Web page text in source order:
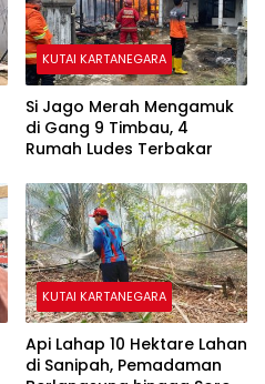
KUTAI KARTANEGARA
Si Jago Merah Mengamuk
di Gang 9 Timbau, 4
Rumah Ludes Terbakar
KUTAI KARTANEGARA
Api Lahap 10 Hektare Lahan
di Sanipah, Pemadaman